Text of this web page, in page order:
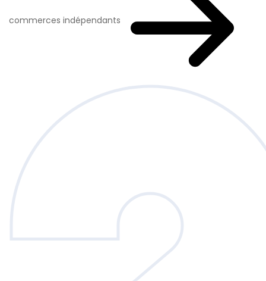
commerces indépendants